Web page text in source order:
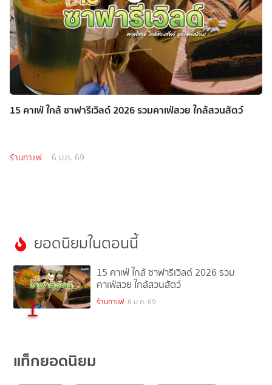
15 คาเฟ่ ใกล้ ซาฟารีเวิลด์ 2026 รวมคาเฟ่สวย ใกล้สวนสัตว์
ร้านกาแฟ 6 ม.ค. 69
ยอดนิยมในตอนนี้
1
15 คาเฟ่ ใกล้ ซาฟารีเวิลด์ 2026 รวม
คาเฟ่สวย ใกล้สวนสัตว์
ร้านกาแฟ 6 ม.ค. 69
แท็กยอดนิยม